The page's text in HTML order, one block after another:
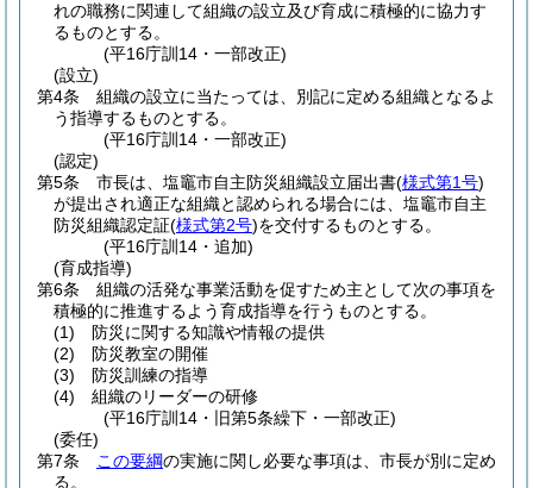
れの職務に関連して組織の設立及び育成に積極的に協力す
るものとする。
(平16庁訓14・一部改正)
(設立)
第4条
組織の設立に当たっては、別記に定める組織となるよ
う指導するものとする。
(平16庁訓14・一部改正)
(認定)
第5条
市長は、塩竈市自主防災組織設立届出書(様式第1号)
が提出され適正な組織と認められる場合には、塩竈市自主
防災組織認定証(様式第2号)を交付するものとする。
(平16庁訓14・追加)
(育成指導)
第6条
組織の活発な事業活動を促すため主として次の事項を
積極的に推進するよう育成指導を行うものとする。
(1)
防災に関する知識や情報の提供
(2)
防災教室の開催
(3)
防災訓練の指導
(4)
組織のリーダーの研修
(平16庁訓14・旧第5条繰下・一部改正)
(委任)
第7条
この要綱の実施に関し必要な事項は、市長が別に定め
る。